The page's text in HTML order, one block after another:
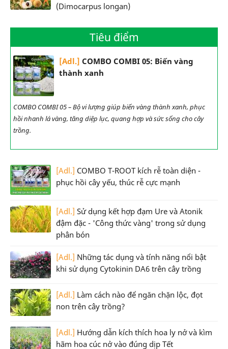
(Dimocarpus longan)
Tiêu điểm
[Adl.] COMBO COMBI 05: Biến vàng
thành xanh
COMBO COMBI 05 – Bộ vi lượng giúp biến vàng thành xanh, phục
hồi nhanh lá vàng, tăng diệp lục, quang hợp và sức sống cho cây
trồng.
[Adl.] COMBO T-ROOT kích rễ toàn diện -
phục hồi cây yếu, thúc rễ cực mạnh
[Adl.] Sử dụng kết hợp đạm Ure và Atonik
đậm đặc - 'Công thức vàng' trong sử dụng
phân bón
[Adl.] Những tác dụng và tính năng nổi bật
khi sử dụng Cytokinin DA6 trên cây trồng
[Adl.] Làm cách nào để ngăn chặn lộc, đọt
non trên cây trồng?
[Adl.] Hướng dẫn kích thích hoa ly nở và kìm
hãm hoa cúc nở vào đúng dịp Tết